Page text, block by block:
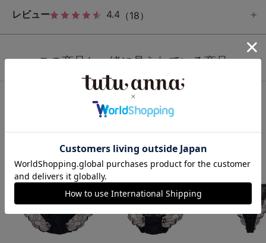
レビュー 4.4 （18）
この商品と一緒に見られている商品
ショーツ人気ランキング
1 2 3